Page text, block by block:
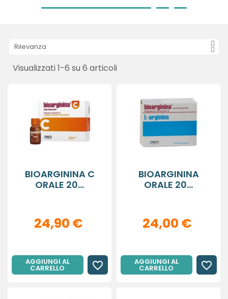
Rilevanza
Visualizzati 1-6 su 6 articoli
BIOARGININA C
ORALE 20...
24,90 €
AGGIUNGI AL
CARRELLO favorite_border
BIOARGININA
ORALE 20...
24,00 €
AGGIUNGI AL
CARRELLO favorite_border